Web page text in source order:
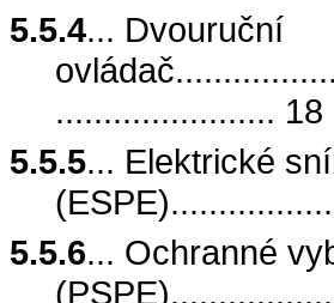
5.5.4... Dvouruční
....................... 18
5.5.5... Elektrické
5.5.6... Ochranné